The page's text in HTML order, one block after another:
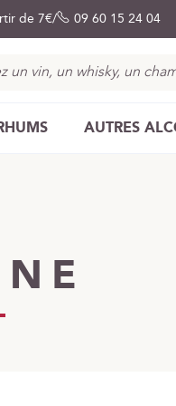
de 7€ 09 60 15 24 04
AUTRES